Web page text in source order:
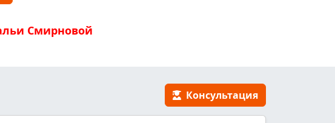
Смирновой
Консультация